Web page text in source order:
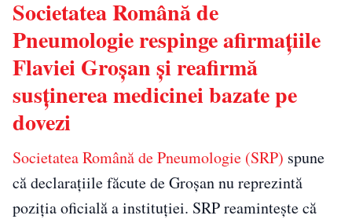
Societatea Română de
Pneumologie respinge afirmațiile
Flaviei Groșan și reafirmă
susținerea medicinei bazate pe
dovezi
Societatea Română de Pneumologie (SRP) spune
că declarațiile făcute de Groșan nu reprezintă
poziția oficială a instituției. SRP reamintește că